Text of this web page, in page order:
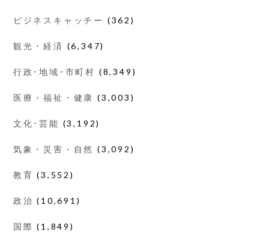
ビジネスキャッチー (362)
観光・経済 (6,347)
行政･地域･市町村 (8,349)
医療・福祉・健康 (3,003)
文化･芸能 (3,192)
気象・災害・自然 (3,092)
教育 (3,552)
政治 (10,691)
国際 (1,849)